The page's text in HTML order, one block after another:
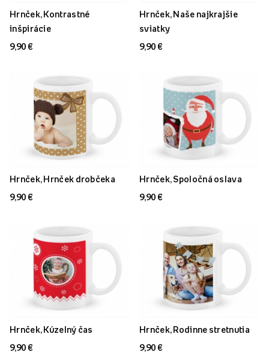
Hrnček, Kontrastné
inšpirácie
9,90 €
Hrnček, Naše najkrajšie
sviatky
9,90 €
Hrnček, Hrnček drobčeka
9,90 €
Hrnček, Spoločná oslava
9,90 €
Hrnček, Kúzelný čas
9,90 €
Hrnček, Rodinne stretnutia
9,90 €